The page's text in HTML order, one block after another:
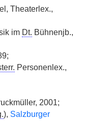
Theaterlex.,
im Dt. Bühnenjb.,
Personenlex.,
2001;
), Salzburger